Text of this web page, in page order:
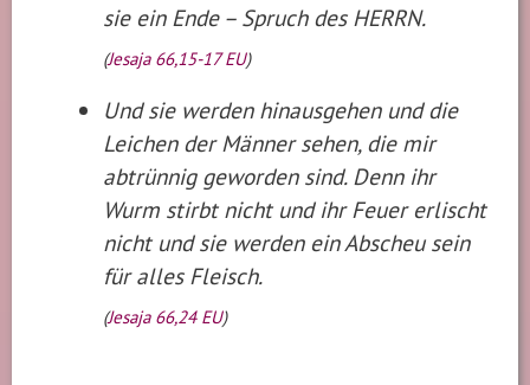
sie ein Ende – Spruch des HERRN.
(Jesaja 66,15-17 EU)
Und sie werden hinausgehen und die
Leichen der Männer sehen, die mir
abtrünnig geworden sind. Denn ihr
Wurm stirbt nicht und ihr Feuer erlischt
nicht und sie werden ein Abscheu sein
für alles Fleisch.
(Jesaja 66,24 EU)